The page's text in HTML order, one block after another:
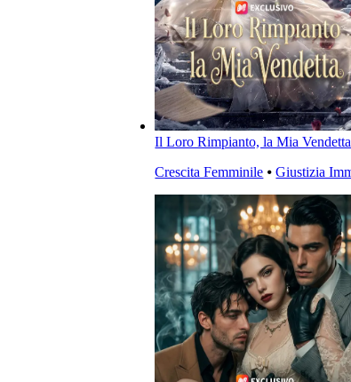
Il Loro Rimpianto, la Mia Vendetta
Crescita Femminile ⦁Giustizia